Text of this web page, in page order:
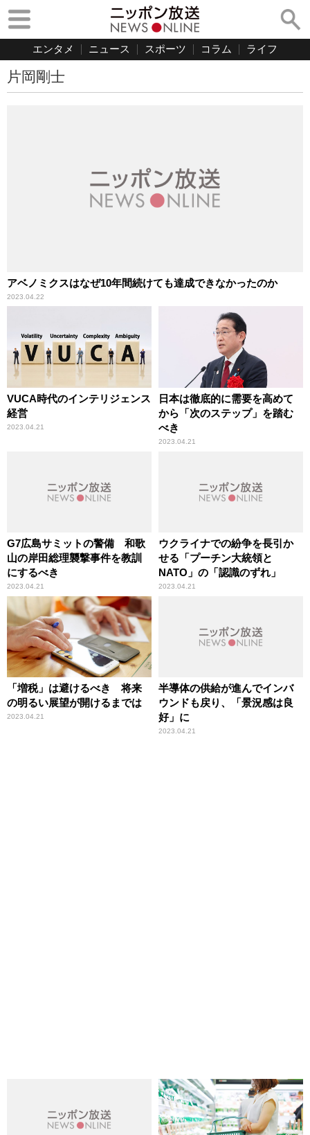
エンタメ ニュース スポーツ コラム ライフ
片岡剛士
アベノミクスはなぜ10年間続けても達成できなかったのか
2023.04.22
VUCA時代のインテリジェンス
経営
2023.04.21
日本は徹底的に需要を高めて
から「次のステップ」を踏む
べき
2023.04.21
G7広島サミットの警備 和歌
山の岸田総理襲撃事件を教訓
にするべき
2023.04.21
ウクライナでの紛争を長引か
せる「プーチン大統領と
NATO」の「認識のずれ」
2023.04.21
「増税」は避けるべき 将来
の明るい展望が開けるまでは
2023.04.21
半導体の供給が進んでインバ
ウンドも戻り、「景況感は良
好」に
2023.04.21